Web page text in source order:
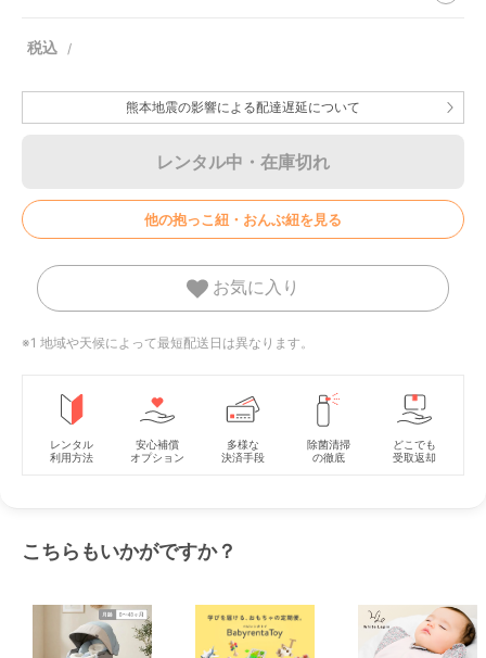
熊本地震の影響による配達遅延について
レンタル中・在庫切れ
他の抱っこ紐・おんぶ紐を見る
お気に入り
※1 地域や天候によって最短配送日は異なります。
レンタル
利用方法
安心補償
オプション
多様な
決済手段
除菌清掃
の徹底
どこでも
受取返却
こちらもいかがですか？